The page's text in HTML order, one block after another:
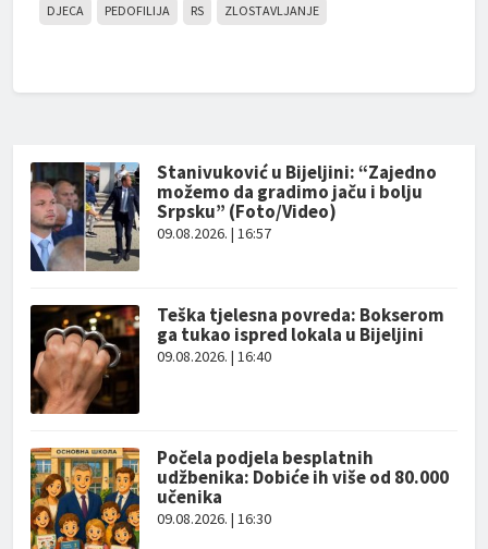
DJECA PEDOFILIJA RS ZLOSTAVLJANJE
Stanivuković u Bijeljini: “Zajedno
možemo da gradimo jaču i bolju
Srpsku” (Foto/Video)
09.08.2026. | 16:57
Teška tjelesna povreda: Bokserom
ga tukao ispred lokala u Bijeljini
09.08.2026. | 16:40
Počela podjela besplatnih
udžbenika: Dobiće ih više od 80.000
učenika
09.08.2026. | 16:30